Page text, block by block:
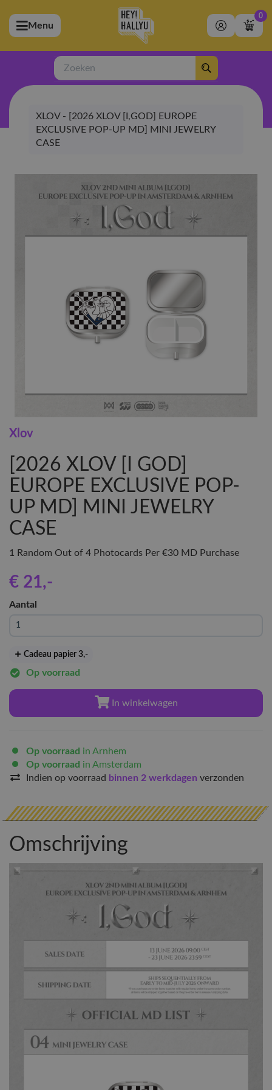
(Artiesten)
(Merchandise)
(Exclusive)
(Winkel)
Menu
0
Zoeken
XLOV - [2026 XLOV [I,GOD] EUROPE
EXCLUSIVE POP-UP MD] MINI JEWELRY
CASE
Xlov
[2026 XLOV [I GOD]
EUROPE EXCLUSIVE POP-
UP MD] MINI JEWELRY
CASE
1 Random Out of 4 Photocards Per €30 MD Purchase
€ 21,-
Aantal
Cadeau papier 3,-
Op voorraad
In winkelwagen
Op voorraad in Arnhem
Op voorraad in Amsterdam
Indien op voorraad binnen 2 werkdagen verzonden
Omschrijving